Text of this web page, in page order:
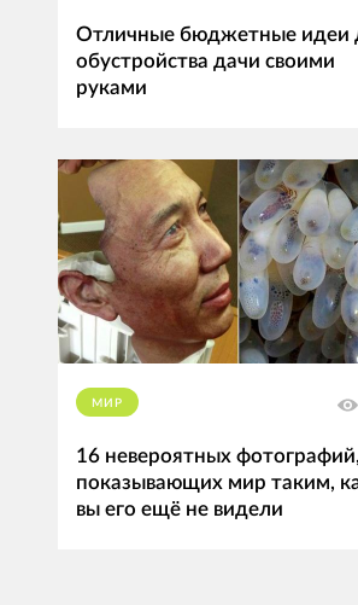
Отличные бюджетные идеи
обустройства дачи своими
руками
МИР
16 невероятных фотографий,
показывающих мир таким,
вы его ещё не видели